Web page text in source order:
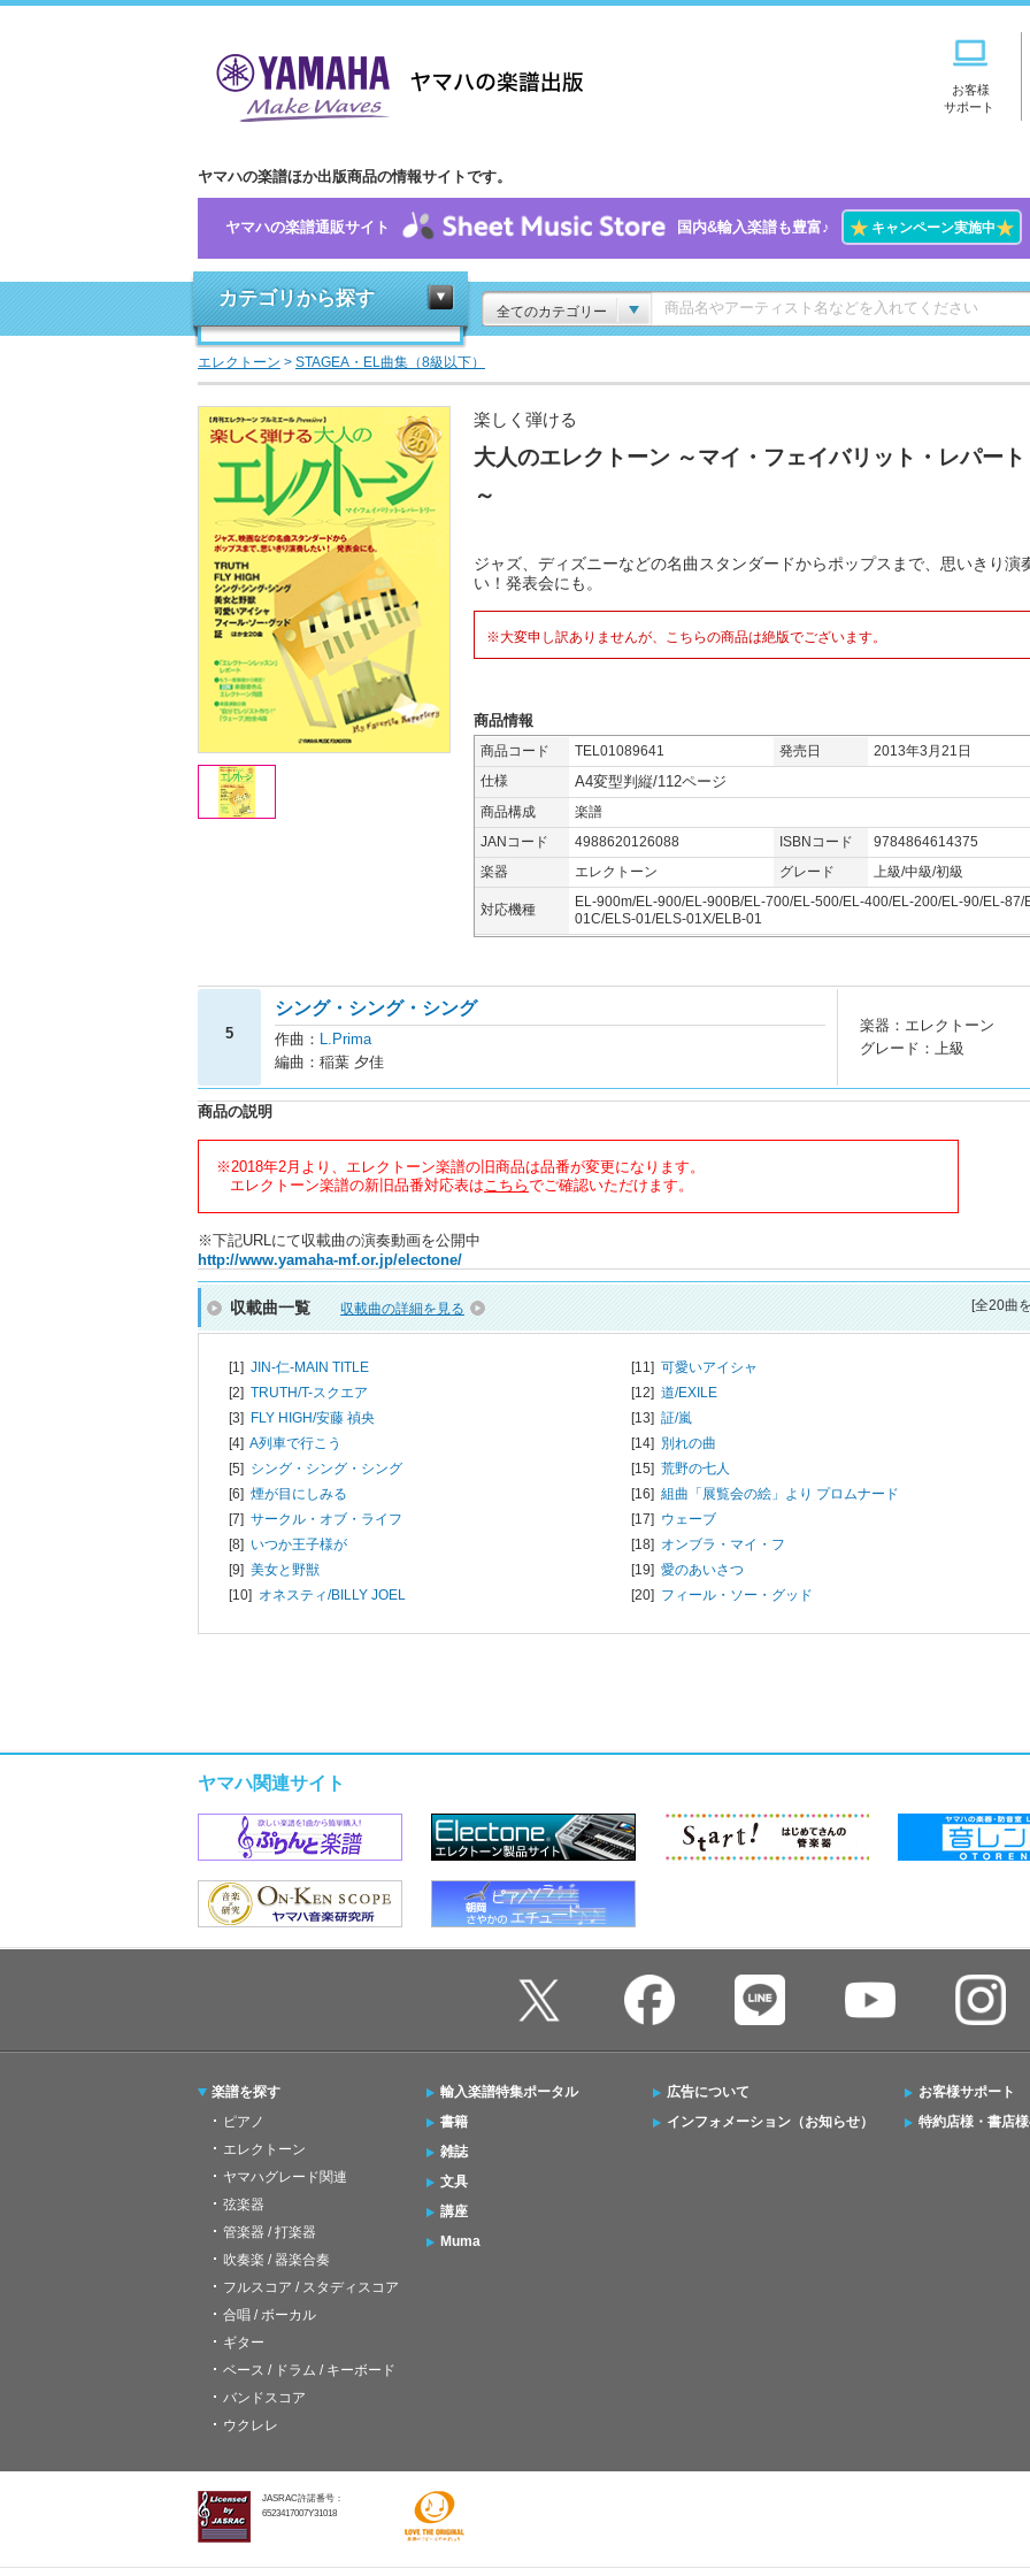
お客様
サポート
ヤマハの楽譜ほか出版商品の情報サイトです。
ヤマハの楽譜通販サイト 国内&輸入楽譜も豊富♪ ★キャンペーン実施中★
カテゴリから探す
全てのカテゴリー
エレクトーン > STAGEA・EL曲集（8級以下）
楽しく弾ける
大人のエレクトーン ～マイ・フェイバリット・レパー
～
ジャズ、ディズニーなどの名曲スタンダードからポップスまで、思いきり演
い！発表会にも。
※大変申し訳ありませんが、こちらの商品は絶版でございます。
商品情報
商品コード TEL01089641 発売日
2013年3月21日
仕様
A4変型判縦/112ページ
商品構成
楽譜
JANコード
4988620126088 ISBNコード
9784864614375
楽器
エレクトーン グレード 上級/中級/初級
対応機種
EL-900m/EL-900/EL-900B/EL-700/EL-500/EL-400/EL-200/EL-90/EL-87/
01C/ELS-01/ELS-01X/ELB-01
5
シング・シング・シング
作曲：
L.Prima
編曲：稲葉 夕佳
楽器：エレクトーン
グレード：上級
商品の説明
※2018年2月より、エレクトーン楽譜の旧商品は品番が変更になります。
エレクトーン楽譜の新旧品番対応表は こちらでご確認いただけます。
※下記URLにて収載曲の演奏動画を公開中
http://www.yamaha-mf.or.jp/electone/
収載曲一覧 収載曲の詳細を見る [全20曲
[1] JIN-仁-MAIN TITLE
[2] TRUTH/T-スクエア
[3] FLY HIGH/安藤 禎央
[4] A列車で行こう
[5] シング・シング・シング
[6] 煙が目にしみる
[7] サークル・オブ・ライフ
[8] いつか王子様が
[9] 美女と野獣
[10] オネスティ/BILLY JOEL
[11] 可愛いアイシャ
[12] 道/EXILE
[13] 証/嵐
[14] 別れの曲
[15] 荒野の七人
[16] 組曲「展覧会の絵」より プロムナード
[17] ウェーブ
[18] オンブラ・マイ・フ
[19] 愛のあいさつ
[20] フィール・ソー・グッド
ヤマハ関連サイト
楽譜を探す
ピアノ
エレクトーン
ヤマハグレード関連
弦楽器
管楽器 / 打楽器
吹奏楽 / 器楽合奏
フルスコア / スタディスコア
合唱 / ボーカル
ギター
ベース / ドラム / キーボード
バンドスコア
ウクレレ
輸入楽譜特集ポータル
書籍
雑誌
文具
講座
Muma
広告について
インフォメーション（お知らせ）
お客様サポート
特約店様・書店
JASRAC許諾番号：
6523417007Y31018